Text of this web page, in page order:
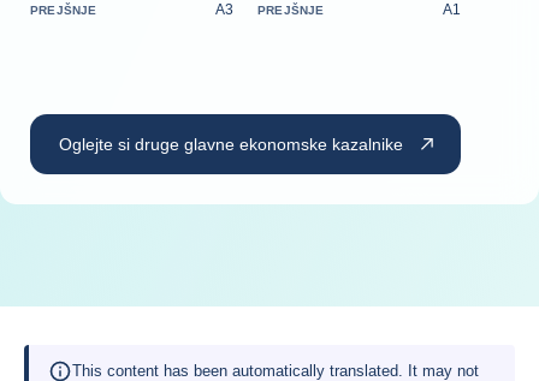
PREJŠNJE A3 PREJŠNJE A1
Oglejte si druge glavne ekonomske kazalnike
This content has been automatically translated. It may not